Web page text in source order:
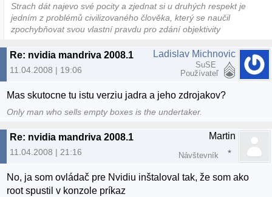
Strach dát najevo své pocity a zjednat si u druhých respekt je
jedním z problémů civilizovaného člověka, který se naučil
zpochybňovat svou vlastní pravdu pro zdání objektivity
Re: nvidia mandriva 2008.1
11.04.2008 | 19:06
Ladislav Michnovic
SuSE
Používateľ
Mas skutocne tu istu verziu jadra a jeho zdrojakov?
Only man who sells empty boxes is the undertaker.
Re: nvidia mandriva 2008.1
11.04.2008 | 21:16
Martin
Návštevník
No, ja som ovládač pre Nvidiu inštaloval tak, že som ako
root spustil v konzole príkaz